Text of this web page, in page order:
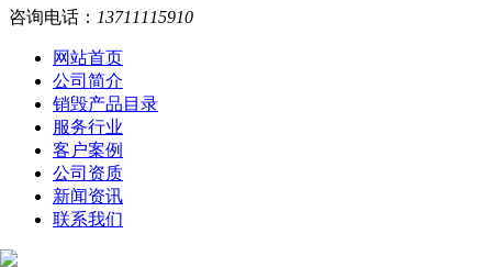
咨询电话： 13711115910
网站首页
公司简介
销毁产品目录
服务行业
客户案例
公司资质
新闻资讯
联系我们